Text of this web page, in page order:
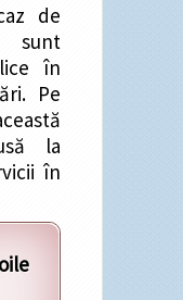
de
sunt
în
Pe
la
în